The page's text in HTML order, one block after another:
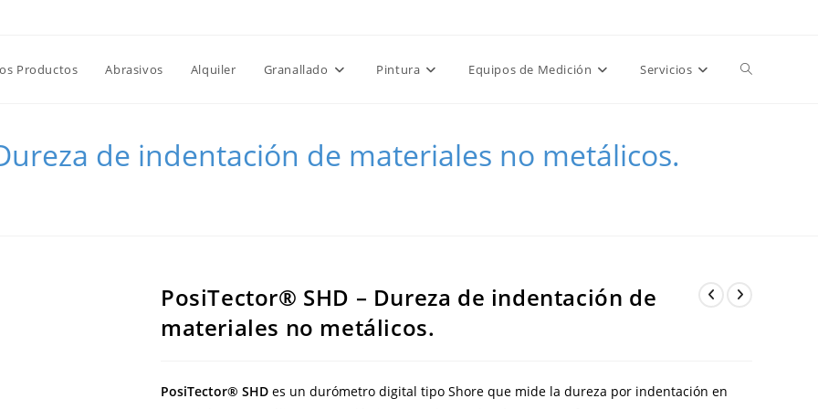
Productos Abrasivos Alquiler Granallado Pintura Equipos de Medición Servicios Alternar
de indentación de materiales no metálicos.
PosiTector® SHD – Dureza de indentación de
materiales no metálicos.
PosiTector® SHD es un durómetro digital tipo Shore que mide la dureza por indentación en